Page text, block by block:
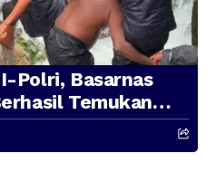
Polri, Basarnas
Temukan
Barat yang